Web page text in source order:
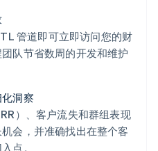
管道即可立即访问您的财
队节省数周的开发和维护
洞察
）、客户流失和群组表现
会，并准确找出在整个客
点。